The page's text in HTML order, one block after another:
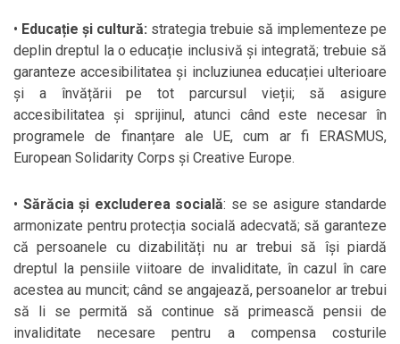
• Educație și cultură: strategia trebuie să implementeze pe
deplin dreptul la o educație inclusivă și integrată; trebuie să
garanteze accesibilitatea și incluziunea educației ulterioare
și a învățării pe tot parcursul vieții; să asigure
accesibilitatea și sprijinul, atunci când este necesar în
programele de finanțare ale UE, cum ar fi ERASMUS,
European Solidarity Corps și Creative Europe.
• Sărăcia și excluderea socială: se se asigure standarde
armonizate pentru protecția socială adecvată; să garanteze
că persoanele cu dizabilități nu ar trebui să își piardă
dreptul la pensiile viitoare de invaliditate, în cazul în care
acestea au muncit; când se angajează, persoanelor ar trebui
să li se permită să continue să primească pensii de
invaliditate necesare pentru a compensa costurile